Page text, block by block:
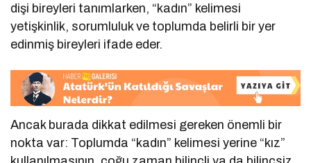
dişi bireyleri tanımlarken, “kadın” kelimesi
yetişkinlik, sorumluluk ve toplumda belirli bir yer
edinmiş bireyleri ifade eder.
Ancak burada dikkat edilmesi gereken önemli bir
nokta var: Toplumda “kadın” kelimesi yerine “kız”